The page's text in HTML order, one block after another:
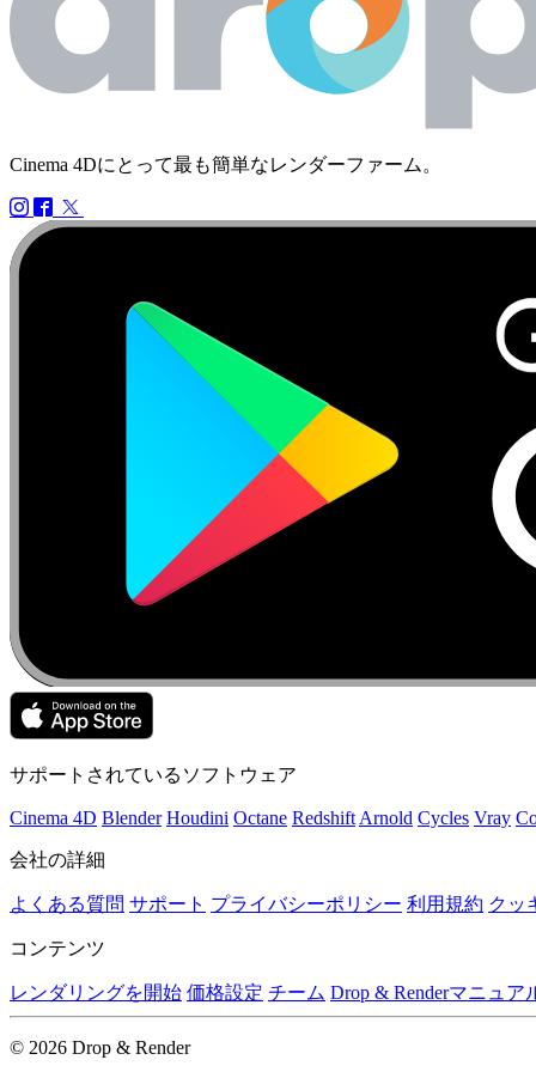
Cinema 4Dにとって最も簡単なレンダーファーム。
サポートされているソフトウェア
Cinema 4D Blender Houdini Octane Redshift Arnold Cycles Vray
会社の詳細
よくある質問 サポート プライバシーポリシー 利用規約 クッ
コンテンツ
レンダリングを開始 価格設定 チーム Drop & Renderマニュア
© 2026 Drop & Render